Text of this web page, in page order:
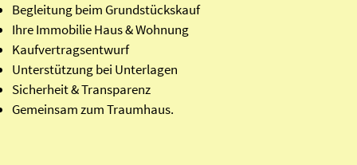
Begleitung beim Grundstückskauf
Ihre Immobilie Haus & Wohnung
Kaufvertragsentwurf
Unterstützung bei Unterlagen
Sicherheit & Transparenz
Gemeinsam zum Traumhaus.